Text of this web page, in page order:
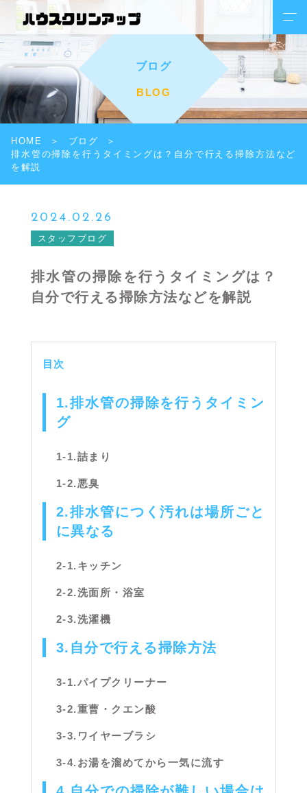
ブログ
BLOG
HOME
ブログ
排水管の掃除を行うタイミングは？自分で行える掃除方法など
を解説
2024.02.26
スタッフブログ
排水管の掃除を行うタイミングは？
自分で行える掃除方法などを解説
目次
1.排水管の掃除を行うタイミン
グ
1-1.詰まり
1-2.悪臭
2.排水管につく汚れは場所ごと
に異なる
2-1.キッチン
2-2.洗面所・浴室
2-3.洗濯機
3.自分で行える掃除方法
3-1.パイプクリーナー
3-2.重曹・クエン酸
3-3.ワイヤーブラシ
3-4.お湯を溜めてから一気に流す